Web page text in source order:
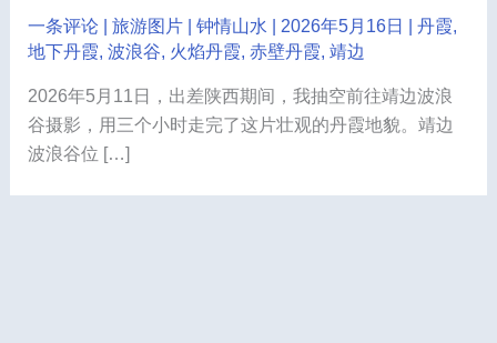
一条评论 旅游图片| 钟情山水 2026年5月16日 丹霞,
地下丹霞, 波浪谷, 火焰丹霞, 赤壁丹霞, 靖边
2026年5月11日，出差陕西期间，我抽空前往靖边波浪
谷摄影，用三个小时走完了这片壮观的丹霞地貌。靖边
波浪谷位 […]